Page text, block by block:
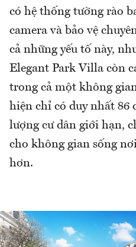
có hệ thống tường rào
camera và bảo vệ
cả những yếu tố này,
Elegant Park Villa còn
trong cả một không
hiện chỉ có duy nhất 86
lượng cư dân giới hạn,
cho không gian sống
hơn.